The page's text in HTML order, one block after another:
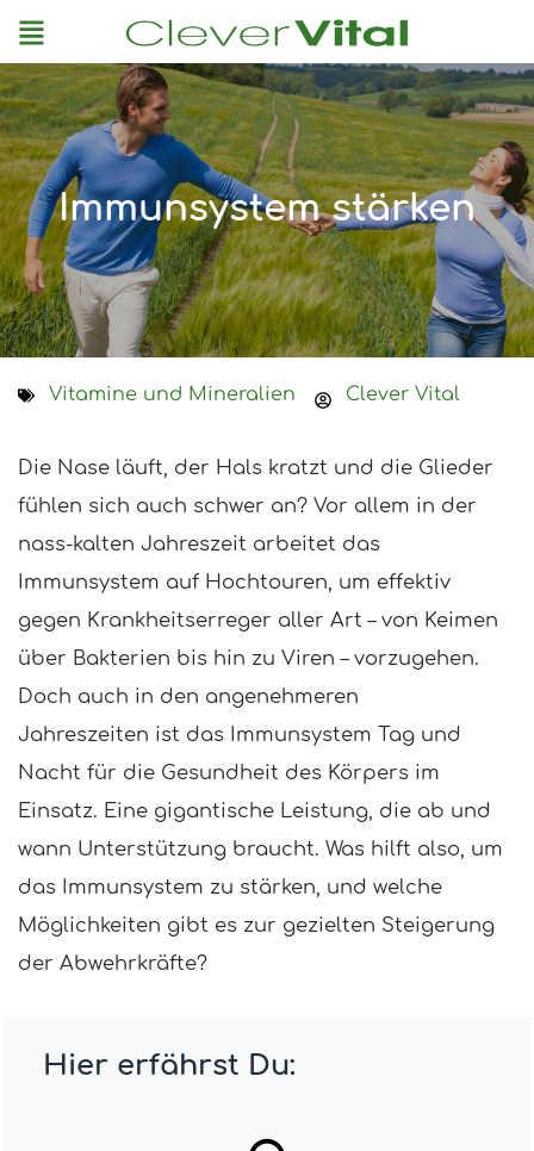
Menu
Immunsystem stärken
Vitamine und Mineralien Clever Vital
Die Nase läuft, der Hals kratzt und die Glieder
fühlen sich auch schwer an? Vor allem in der
nass-kalten Jahreszeit arbeitet das
Immunsystem auf Hochtouren, um effektiv
gegen Krankheitserreger aller Art – von Keimen
über Bakterien bis hin zu Viren – vorzugehen.
Doch auch in den angenehmeren
Jahreszeiten ist das Immunsystem Tag und
Nacht für die Gesundheit des Körpers im
Einsatz. Eine gigantische Leistung, die ab und
wann Unterstützung braucht. Was hilft also, um
das Immunsystem zu stärken, und welche
Möglichkeiten gibt es zur gezielten Steigerung
der Abwehrkräfte?
Hier erfährst Du: